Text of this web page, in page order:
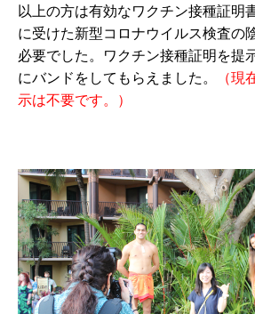
以上の方は有効なワクチン接種証明
に受けた新型コロナウイルス検査の
必要でした。ワクチン接種証明を提
にバンドをしてもらえました。
（
示は不要です。）